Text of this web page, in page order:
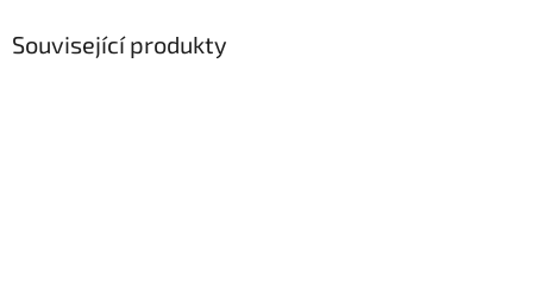
Související produkty